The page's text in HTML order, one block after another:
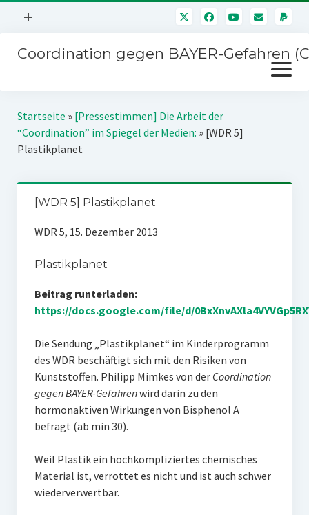
Menü
+
Mitmachen
Über uns
Kontakt
Impressum
Störfälle
Coordination gegen BAYER-Gefahren
Menü
öffnen
Kampagnen
Jahrestagung
SPENDEN
Startseite » [Pressestimmen] Die Arbeit der
“Coordination” im Spiegel der Medien: » [WDR 5]
Plastikplanet
[WDR 5] Plastikplanet
WDR 5, 15. Dezember 2013
Plastikplanet
Beitrag runterladen:
https://docs.google.com/file/d/
Die Sendung „Plastikplanet“ im Kinderprogramm
des WDR beschäftigt sich mit den Risiken von
Kunststoffen. Philipp Mimkes von der Coordination
gegen BAYER-Gefahrenwird darin zu den
hormonaktiven Wirkungen von Bisphenol A
befragt (ab min 30).
Weil Plastik ein hochkompliziertes chemisches
Material ist, verrottet es nicht und ist auch schwer
wiederverwertbar.